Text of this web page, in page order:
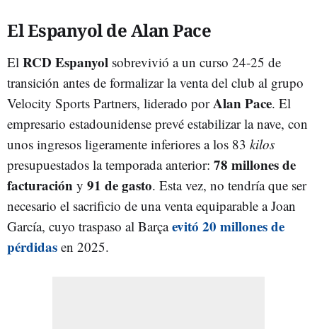
El Espanyol de Alan Pace
El RCD Espanyol sobrevivió a un curso 24-25 de
transición antes de formalizar la venta del club al grupo
Velocity Sports Partners, liderado porAlan Pace. El
empresario estadounidense prevé estabilizar la nave, con
unos ingresos ligeramente inferiores a los 83 kilos
presupuestados la temporada anterior: 78 millones de
facturación y 91 de gasto. Esta vez, no tendría que ser
necesario el sacrificio de una venta equiparable a Joan
García, cuyo traspaso al Barçaevitó 20 millones de
pérdidas en 2025.